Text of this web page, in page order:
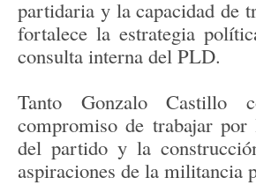
partidaria y la capacidad de
fortalece la estrategia
consulta interna del PLD.
Tanto Gonzalo Castillo
compromiso de trabajar
del partido y la
aspiraciones de la militancia